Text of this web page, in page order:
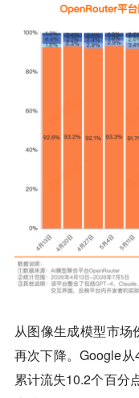
从图像生成模型市场
再次下降。Google从
累计流失10.2个百分